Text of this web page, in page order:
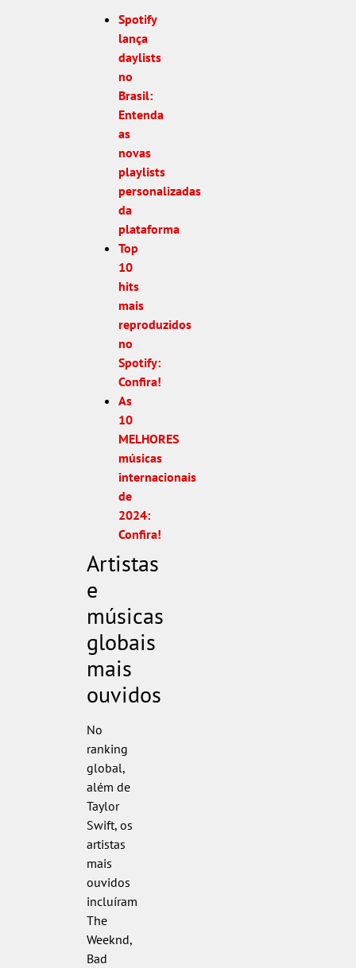
Spotify
lança
daylists
no
Brasil:
Entenda
as
novas
playlists
personalizadas
da
plataforma
Top
10
hits
mais
reproduzidos
no
Spotify:
Confira!
As
10
MELHORES
músicas
internacionais
de
2024:
Confira!
Artistas
e
músicas
globais
mais
ouvidos
No
ranking
global,
além de
Taylor
Swift, os
artistas
mais
ouvidos
incluíram
The
Weeknd,
Bad